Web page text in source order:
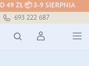
49 ZŁ 📦 3-9 SIERPNIA
693 222 687